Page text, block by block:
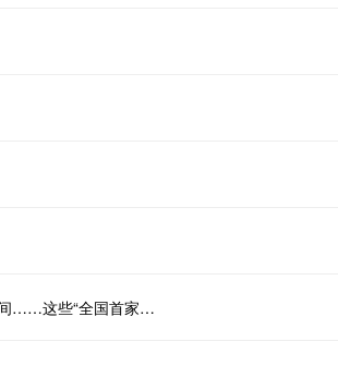
盒马推迷你店，苏宁牵手二次元，海尔设计了百余个样板间……这些“全国首家”都在上海